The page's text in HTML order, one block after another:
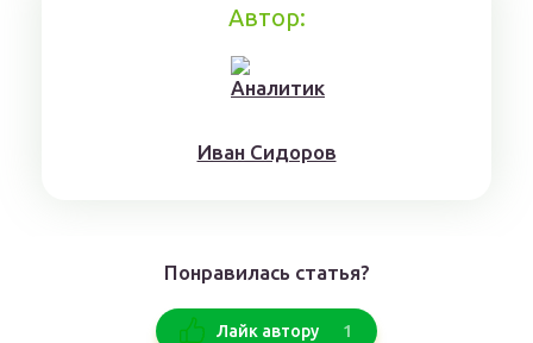
Автор:
Ивaн Сидoрoв
Понравилась статья?
Лайк автору 1